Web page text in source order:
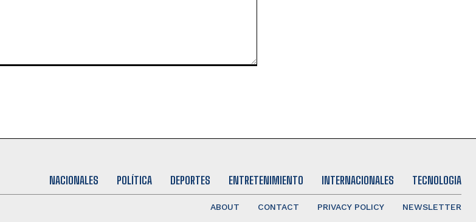
NACIONALES POLÍTICA DEPORTES ENTRETENIMIENTO INTERNACIONALES TECNOLOGIA
ABOUT CONTACT PRIVACY POLICY NEWSLETTER